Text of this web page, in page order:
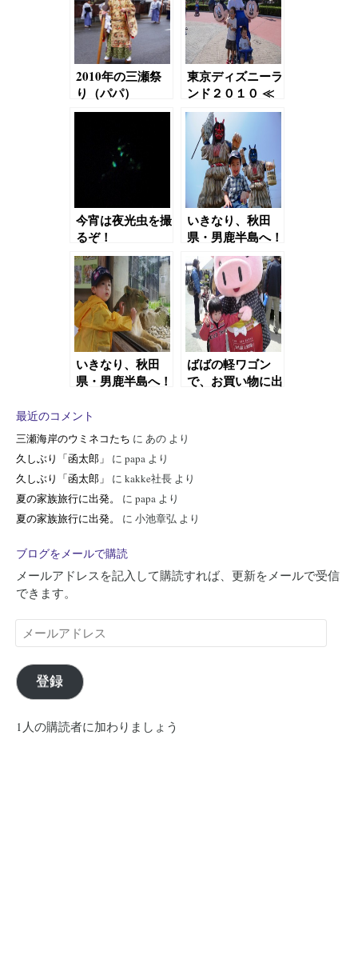
2010年の三瀬祭
り（パパ）
東京ディズニーラ
ンド２０１０ ≪
前編≫
今宵は夜光虫を撮
るぞ！
いきなり、秋田
県・男鹿半島へ！
いきなり、秋田
県・男鹿半島へ！
ばばの軽ワゴン
で、お買い物に出
最近のコメント
三瀬海岸のウミネコたち に あの より
久しぶり「函太郎」
に papa より
久しぶり「函太郎」
に kakke社長 より
夏の家族旅行に出発。
に papa より
夏の家族旅行に出発。
に 小池章弘 より
ブログをメールで購読
メールアドレスを記入して購読すれば、更新をメールで受信
できます。
ー
ル
ア
ド
ス
登録
1人の購読者に加わりましょう